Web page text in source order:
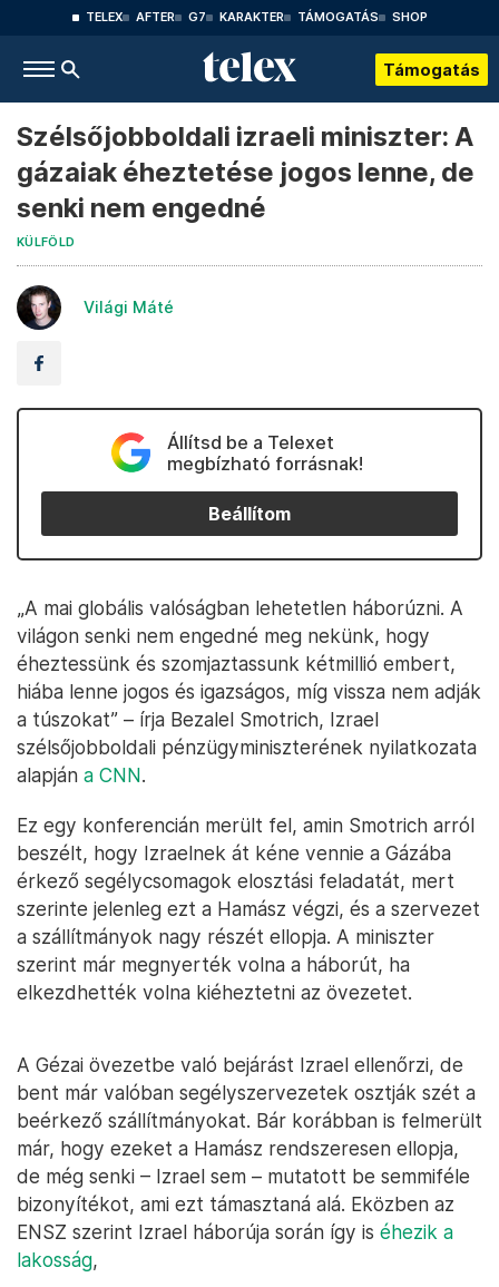
TELEX AFTER G7 KARAKTER TÁMOGATÁS SHOP
Támogatás
Szélsőjobboldali izraeli miniszter: A
gázaiak éheztetése jogos lenne, de
senki nem engedné
KÜLFÖLD
Világi Máté
Állítsd be a Telexet
megbízható forrásnak!
Beállítom
„A mai globális valóságban lehetetlen háborúzni. A
világon senki nem engedné meg nekünk, hogy
éheztessünk és szomjaztassunk kétmillió embert,
hiába lenne jogos és igazságos, míg vissza nem adják
a túszokat” – írja Bezalel Smotrich, Izrael
szélsőjobboldali pénzügyminiszterének nyilatkozata
alapján a CNN.
Ez egy konferencián merült fel, amin Smotrich arról
beszélt, hogy Izraelnek át kéne vennie a Gázába
érkező segélycsomagok elosztási feladatát, mert
szerinte jelenleg ezt a Hamász végzi, és a szervezet
a szállítmányok nagy részét ellopja. A miniszter
szerint már megnyerték volna a háborút, ha
elkezdhették volna kiéheztetni az övezetet.
A Gézai övezetbe való bejárást Izrael ellenőrzi, de
bent már valóban segélyszervezetek osztják szét a
beérkező szállítmányokat. Bár korábban is felmerült
már, hogy ezeket a Hamász rendszeresen ellopja,
de még senki – Izrael sem – mutatott be semmiféle
bizonyítékot, ami ezt támasztaná alá. Eközben az
ENSZ szerint Izrael háborúja során így is éhezik a
lakosság,